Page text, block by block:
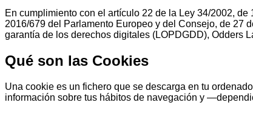
En cumplimiento con el artículo 22 de la Ley 34/2002,
2016/679 del Parlamento Europeo y del Consejo, de 27
garantía de los derechos digitales (LOPDGDD), Odders
Qué son las Cookies
Una cookie es un fichero que se descarga en tu
información sobre tus hábitos de navegación y